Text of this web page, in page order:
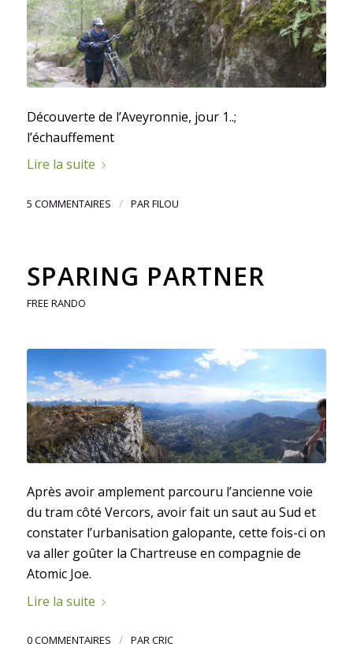
Découverte de l’Aveyronnie, jour 1..;
l’échauffement
Lire la suite
5 COMMENTAIRES / PARFILOU
SPARING PARTNER
FREE RANDO
Après avoir amplement parcouru l’ancienne voie
du tram côté Vercors, avoir fait un saut au Sud et
constater l’urbanisation galopante, cette fois-ci on
va aller goûter la Chartreuse en compagnie de
Atomic Joe.
Lire la suite
0 COMMENTAIRES / PARCRIC